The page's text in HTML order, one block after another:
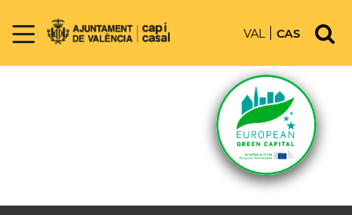
VAL CAS